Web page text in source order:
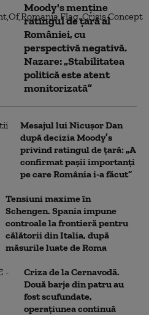
Moody's menține
ratingul de țară al
României, cu
perspectivă negativă.
Nazare: „Stabilitatea
politică este atent
monitorizată”
Mesajul lui Nicușor Dan
după decizia Moody’s
privind ratingul de țară: „A
confirmat pașii importanți
pe care România i-a făcut”
Tensiuni maxime în
Schengen. Spania impune
controale la frontieră pentru
călătorii din Italia, după
măsurile luate de Roma
Criza de la Cernavodă.
Două barje din patru au
fost scufundate,
operațiunea continuă